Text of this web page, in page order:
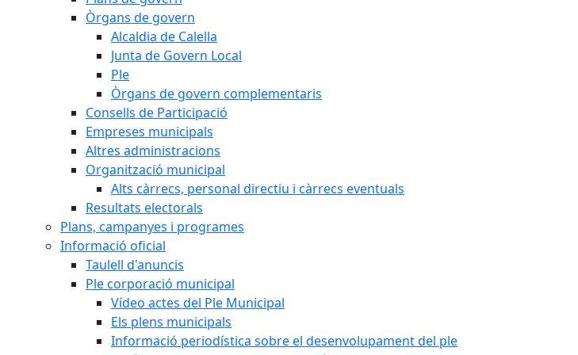
Òrgans de govern
Alcaldia de Calella
Junta de Govern Local
Ple
Òrgans de govern complementaris
Consells de Participació
Empreses municipals
Altres administracions
Organització municipal
Alts càrrecs, personal directiu i càrrecs eventuals
Resultats electorals
Plans, campanyes i programes
Informació oficial
Taulell d'anuncis
Ple corporació municipal
Vídeo actes del Ple Municipal
Els plens municipals
Informació periodística sobre el desenvolupament del ple